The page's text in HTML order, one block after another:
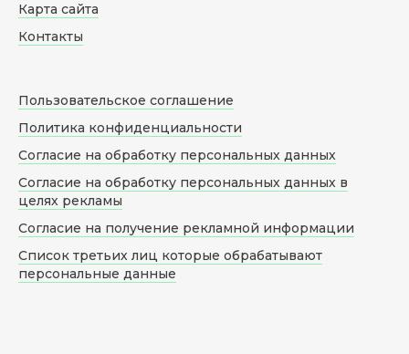
Карта сайта
Контакты
Пользовательское соглашение
Политика конфиденциальности
Согласие на обработку персональных данных
Согласие на обработку персональных данных в
целях рекламы
Согласие на получение рекламной информации
Список третьих лиц которые обрабатывают
персональные данные